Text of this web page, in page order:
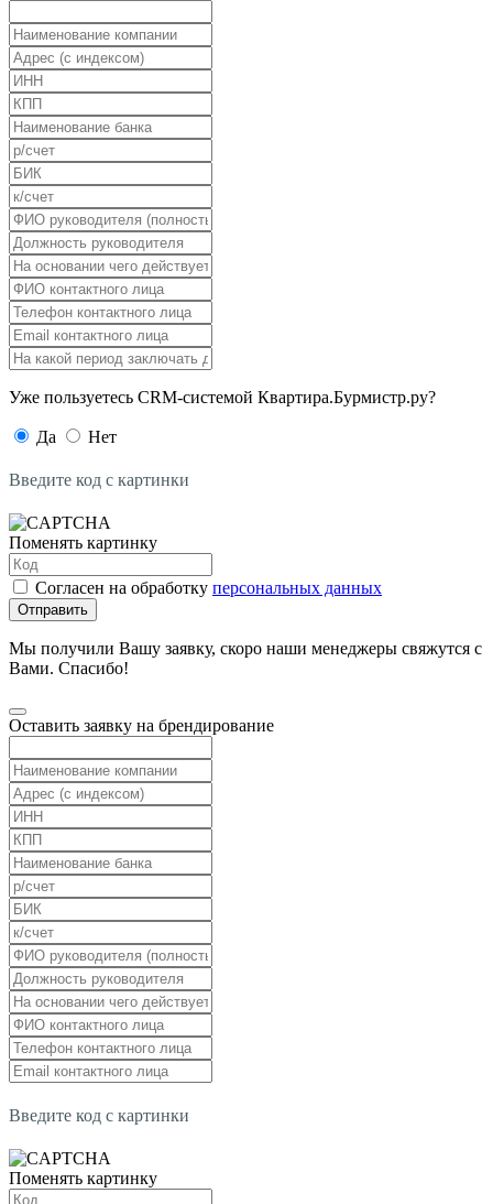
Уже пользуетесь CRM-системой Квартира.Бурмистр.ру?
Да Нет
Введите код с картинки
Поменять картинку
Согласен на обработку персональных данных
Отправить
Мы получили Вашу заявку, скоро наши менеджеры свяжутся с
Вами. Спасибо!
Оставить заявку на брендирование
Введите код с картинки
Поменять картинку